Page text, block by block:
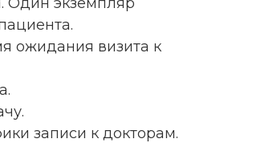
ожидания визита к
записи к докторам.